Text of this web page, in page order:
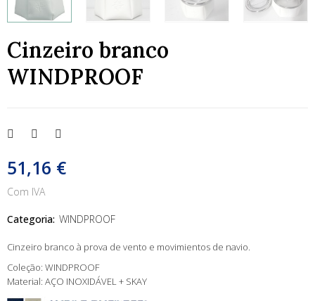
Cinzeiro branco
WINDPROOF
51,16 €
Com IVA
Categoria: WINDPROOF
Cinzeiro branco à prova de vento e movimientos de navio.
Coleção: WINDPROOF
Material: AÇO INOXIDÁVEL + SKAY